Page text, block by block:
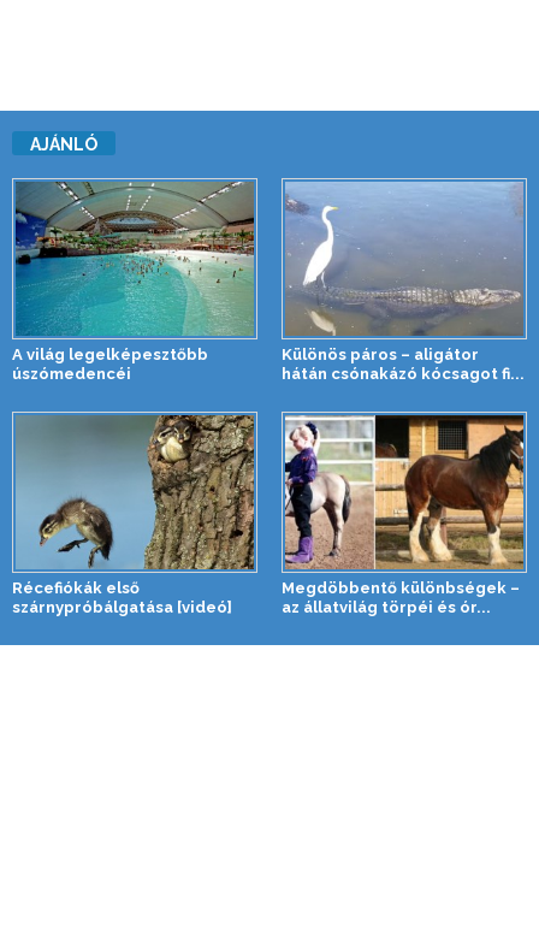
AJÁNLÓ
A világ legelképesztőbb
úszómedencéi
Különös páros – aligátor
hátán csónakázó kócsagot fi...
Récefiókák első
szárnypróbálgatása [videó]
Megdöbbentő különbségek –
az állatvilág törpéi és ór...